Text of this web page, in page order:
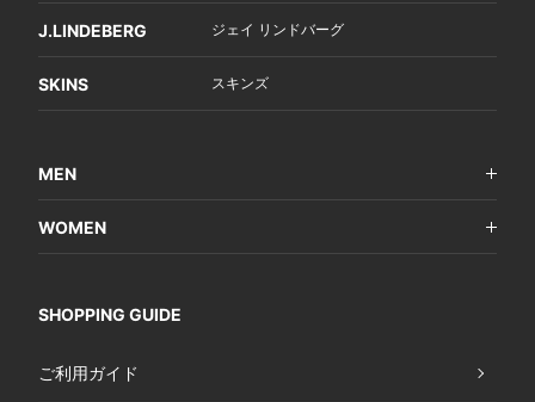
J.LINDEBERG ジェイ リンドバーグ
SKINS スキンズ
MEN
WOMEN
SHOPPING GUIDE
ご利用ガイド